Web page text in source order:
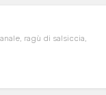
ragù di salsiccia,